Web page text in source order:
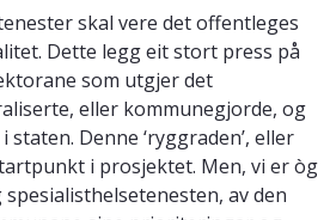
skal vere det offentleges
Dette legg eit stort press på
som utgjer det
eller kommunegjorde, og
Denne ‘ryggraden’, eller
i prosjektet. Men, vi er òg
av den